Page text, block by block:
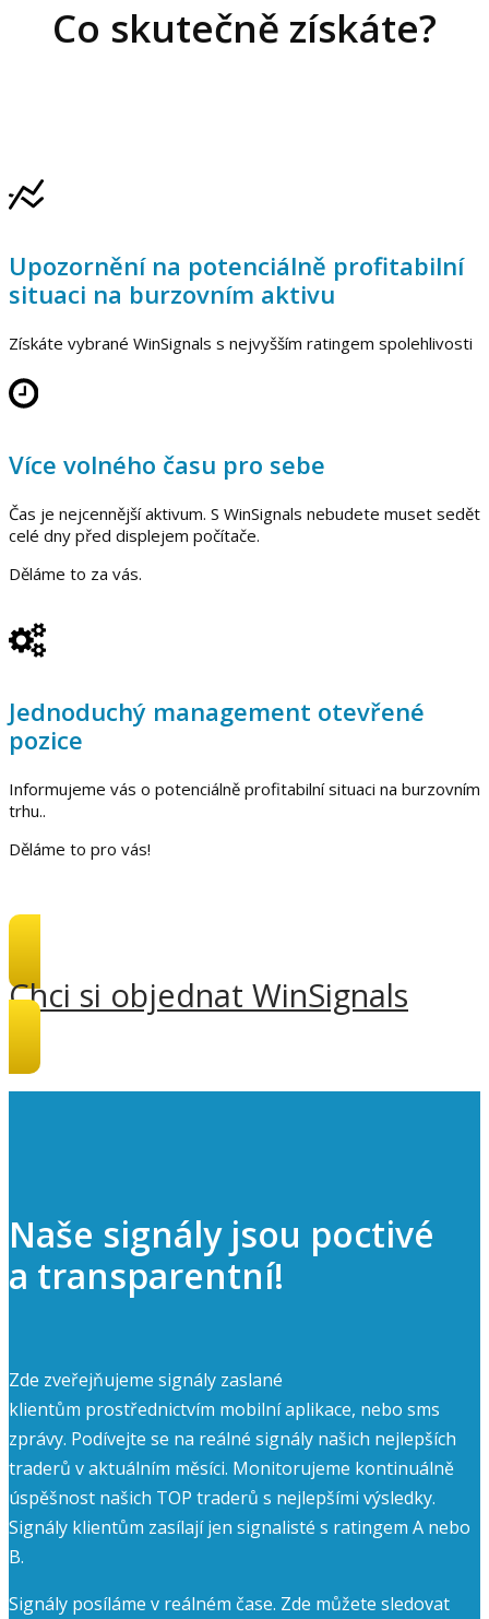
Co skutečně získáte?
Upozornění na potenciálně profitabilní
situaci na burzovním aktivu
Získáte vybrané WinSignals s nejvyšším ratingem spolehlivosti
Více volného času pro sebe
Čas je nejcennější aktivum. S WinSignals nebudete muset sedět
celé dny před displejem počítače.
Děláme to za vás.
Jednoduchý management otevřené
pozice
Informujeme vás o potenciálně profitabilní situaci na burzovním
trhu..
Děláme to pro vás!
Chci si objednat WinSignals
Naše signály jsou poctivé
a transparentní!
Zde zveřejňujeme signály zaslané
klientům prostřednictvím mobilní aplikace, nebo sms
zprávy. Podívejte se na reálné signály našich nejlepších
traderů v aktuálním měsíci. Monitorujeme kontinuálně
úspěšnost našich TOP traderů s nejlepšími výsledky.
Signály klientům zasílají jen signalisté s ratingem A nebo
B.
Signály posíláme v reálném čase. Zde můžete sledovat